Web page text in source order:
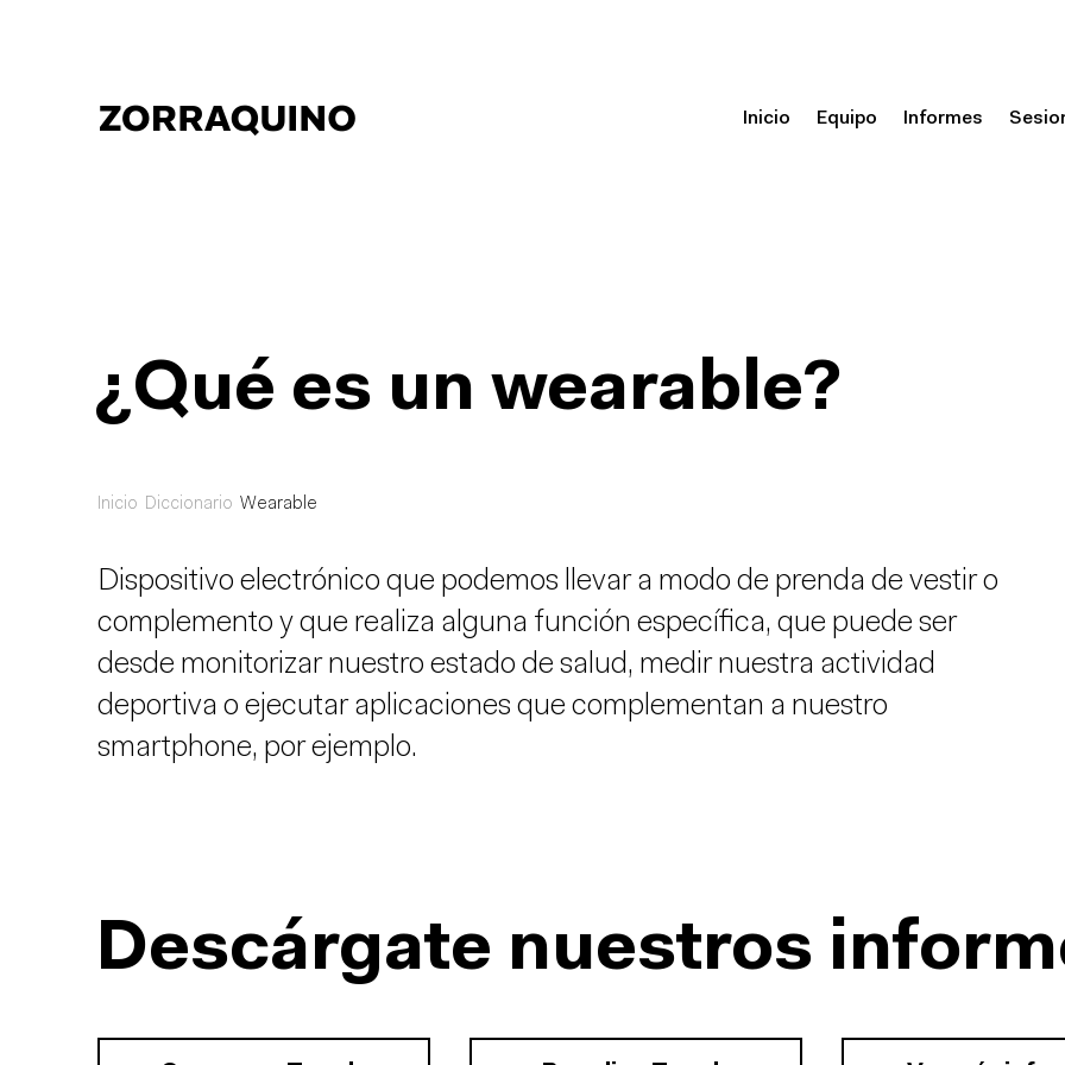
Inicio Equipo Informes
¿Qué es un wearable?
Inicio Diccionario Wearable
Dispositivo electrónico que podemos llevar a modo de prenda de vestir o
complemento y que realiza alguna función específica, que puede ser
desde monitorizar nuestro estado de salud, medir nuestra actividad
deportiva o ejecutar aplicaciones que complementan a nuestro
smartphone, por ejemplo.
Descárgate nuestros